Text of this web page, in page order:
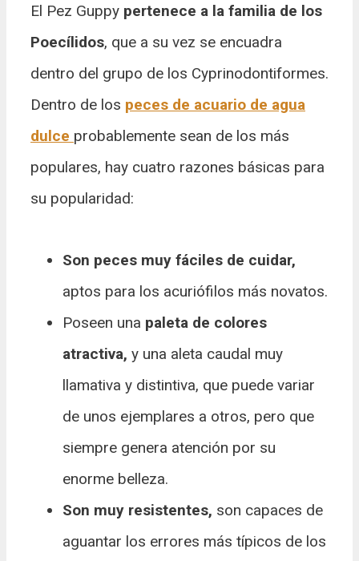
El Pez Guppy pertenece a la familia de los
Poecílidos, que a su vez se encuadra
dentro del grupo de los Cyprinodontiformes.
Dentro de los peces de acuario de agua
dulce probablemente sean de los más
populares, hay cuatro razones básicas para
su popularidad:
Son peces muy fáciles de cuidar,
aptos para los acuriófilos más novatos.
Poseen una paleta de colores
atractiva, y una aleta caudal muy
llamativa y distintiva, que puede variar
de unos ejemplares a otros, pero que
siempre genera atención por su
enorme belleza.
Son muy resistentes, son capaces de
aguantar los errores más típicos de los